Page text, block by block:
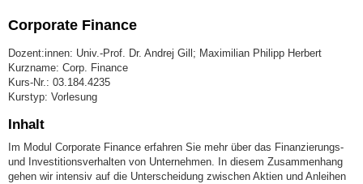
Corporate Finance
Dozent:innen: Univ.-Prof. Dr. Andrej Gill; Maximilian Philipp Herbert
Kurzname: Corp. Finance
Kurs-Nr.: 03.184.4235
Kurstyp: Vorlesung
Inhalt
Im Modul Corporate Finance erfahren Sie mehr über das Finanzierungs-
und Investitionsverhalten von Unternehmen. In diesem Zusammenhang
gehen wir intensiv auf die Unterscheidung zwischen Aktien und Anleihen